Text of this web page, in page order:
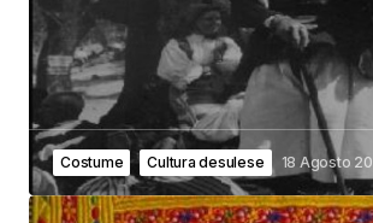
Costume Cultura desulese 18 Agosto